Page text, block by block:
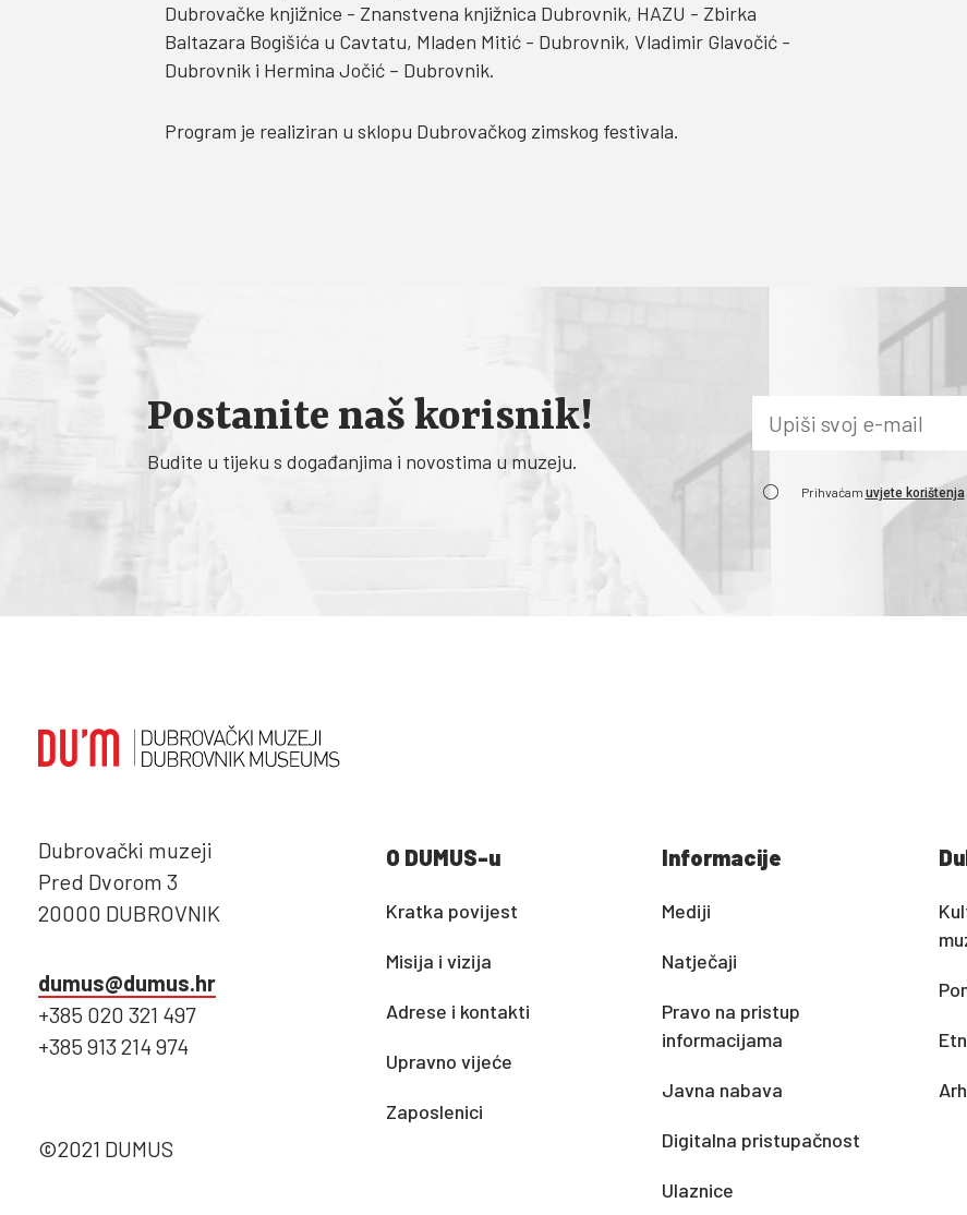
Dubrovačke knjižnice - Znanstvena knjižnica Dubrovnik, HAZU - Zbirka
Baltazara Bogišića u Cavtatu, Mladen Mitić - Dubrovnik, Vladimir Glavočić -
Dubrovnik i Hermina Jočić – Dubrovnik.
Program je realiziran u sklopu Dubrovačkog zimskog festivala.
Postanite naš korisnik!
Budite u tijeku s događanjima i novostima u muzeju.
Prihvaćam uvjete korištenja
Dubrovački muzeji
Pred Dvorom 3
20000 DUBROVNIK
dumus@dumus.hr
+385 020 321 497
+385 913 214 974
©2021 DUMUS
O DUMUS-u
Kratka povijest
Misija i vizija
Adrese i kontakti
Upravno vijeće
Zaposlenici
Informacije
Mediji
Natječaji
Pravo na pristup
informacijama
Javna nabava
Digitalna pristupačnost
Ulaznice